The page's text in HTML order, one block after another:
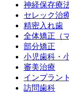
神経保存療
セレック治
精密入れ歯
全体矯正（
部分矯正
小児歯科・
審美治療
インプラント
訪問歯科